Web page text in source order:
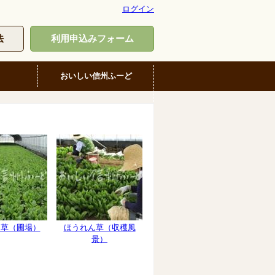
ログイン
利用申込みフォーム
おいしい信州ふーど
（圃場）
ほうれん草（収穫風
景）